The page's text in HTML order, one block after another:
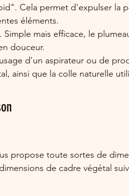
Cela permet d'expulser la
éléments.
Simple mais efficace, le
douceur.
d'un aspirateur ou de
ainsi que la colle naturelle
propose toute sortes de
de cadre végétal